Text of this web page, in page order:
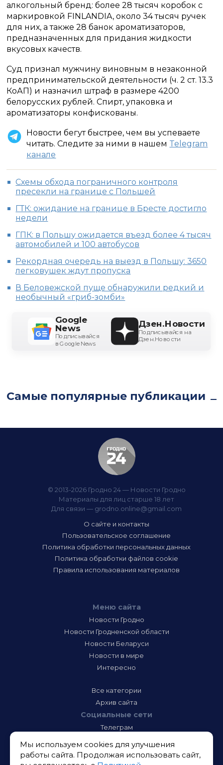
алкогольный бренд: более 28 тысяч коробок с
маркировкой FINLANDIA, около 34 тысяч ручек
для них, а также 28 банок ароматизаторов,
предназначенных для придания жидкости
вкусовых качеств.
Суд признал мужчину виновным в незаконной
предпринимательской деятельности (ч. 2 ст. 13.3
КоАП) и назначил штраф в размере 4200
белорусских рублей. Спирт, упаковка и
ароматизаторы конфискованы.
Новости бегут быстрее, чем вы успеваете
читать. Следите за ними в нашем Telegram
канале
Схемы обхода пограничного контроля
пресекли на границе с Польшей
ГТК: ожидание на границе в Бресте достигло
недели
ГПК: в Польшу ожидается въезд более 4 тысяч
автомобилей и 100 автобусов
Рекордная очередь на выезд в Польшу: 3650
легковушек ждут пропуска
В Беловежской пуще обнаружили редкий и
необычный «гриб-зомби»
Google
News
Подписывайся
в Google News
Дзен.Новости
Подписывайся на
Дзен.Новости
Самые популярные публикации
© 2013-2026 Гродно 24 — Новости Гродно
Материалы для лиц старше 18 лет
Для связи — grodno.online@gmail.com
О сайте и контакты
Пользовательское соглашение
Политика обработки персональных данных
Политика обработки файлов cookie
Правила использования материалов
Меню сайта
Новости Гродно
Новости Гродненской области
Новости Беларуси
Новости в мире
Интересно
Все категории
Архив сайта
Социальные сети
Телеграм
Инстаграм
Тик-Ток
Мы используем cookies для улучшения
работы сайта. Продолжая использовать сайт,